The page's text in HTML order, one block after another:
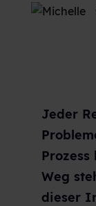
Jeder
Weg
dieser